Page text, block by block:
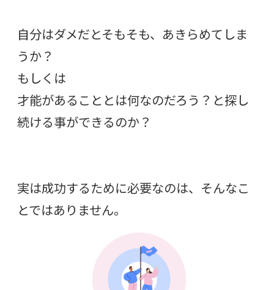
自分はダメだとそもそも、あきらめてしま
うか？
もしくは
才能があることとは何なのだろう？と探し
続ける事ができるのか？
実は成功するために必要なのは、そんなこ
とではありません。